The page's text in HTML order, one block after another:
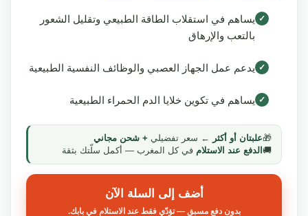
يساهم في استقلاب الطاقة الطبيعي وتقليل الشعور
بالتعب والإرهاق
يدعم عمل الجهاز العصبي والوظائف النفسية الطبيعية
يساهم في تكوين خلايا الدم الحمراء الطبيعية
علبتان أو أكثر← سعر تفضيلي + شحن مجاني
الدفع عند الاستلام في كل المغرب — أكمل سلّتك بثقة
أضف إلى السلة الآن
بدون دفع مسبق — تؤدّي فقط عند الاستلام في بابك.